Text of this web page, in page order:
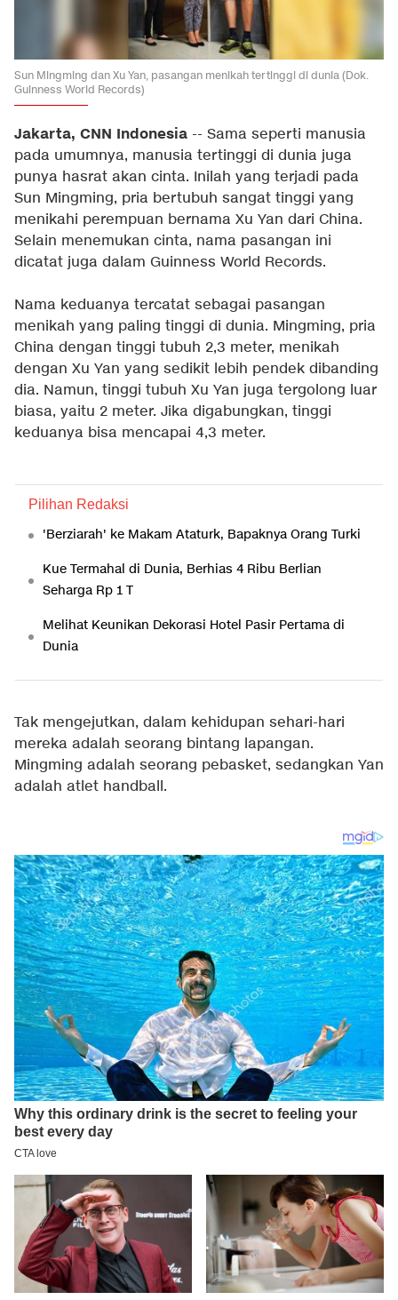
Sun Mingming dan Xu Yan, pasangan menikah tertinggi di dunia (Dok.
Guinness World Records)
Jakarta, CNN Indonesia -- Sama seperti manusia
pada umumnya, manusia tertinggi di dunia juga
punya hasrat akan cinta. Inilah yang terjadi pada
Sun Mingming, pria bertubuh sangat tinggi yang
menikahi perempuan bernama Xu Yan dari China.
Selain menemukan cinta, nama pasangan ini
dicatat juga dalam Guinness World Records.
Nama keduanya tercatat sebagai pasangan
menikah yang paling tinggi di dunia. Mingming, pria
China dengan tinggi tubuh 2,3 meter, menikah
dengan Xu Yan yang sedikit lebih pendek dibanding
dia. Namun, tinggi tubuh Xu Yan juga tergolong luar
biasa, yaitu 2 meter. Jika digabungkan, tinggi
keduanya bisa mencapai 4,3 meter.
Pilihan Redaksi
'Berziarah' ke Makam Ataturk, Bapaknya Orang Turki
Kue Termahal di Dunia, Berhias 4 Ribu Berlian
Seharga Rp 1 T
Melihat Keunikan Dekorasi Hotel Pasir Pertama di
Dunia
Tak mengejutkan, dalam kehidupan sehari-hari
mereka adalah seorang bintang lapangan.
Mingming adalah seorang pebasket, sedangkan Yan
adalah atlet handball.